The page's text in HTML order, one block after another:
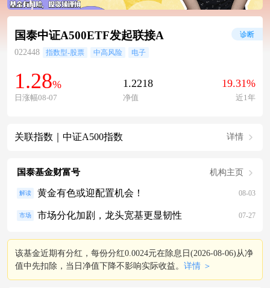
国泰中证A500ETF发起联接A
022448 指数型-股票 中高风险 电子
1.28%
日涨幅08-07
1.2218
净值
19.31%
近1年
诊断
关联指数｜中证A500指数 详情
国泰基金财富号 机构主页
解读 黄金有色或迎配置机会！ 08-03
市场 市场分化加剧，龙头宽基更显韧性 07-27
该基金近期有分红，每份分红0.0024元在除息日(2026-08-06)从净
值中先扣除，当日净值下降不影响实际收益。 详情 ＞